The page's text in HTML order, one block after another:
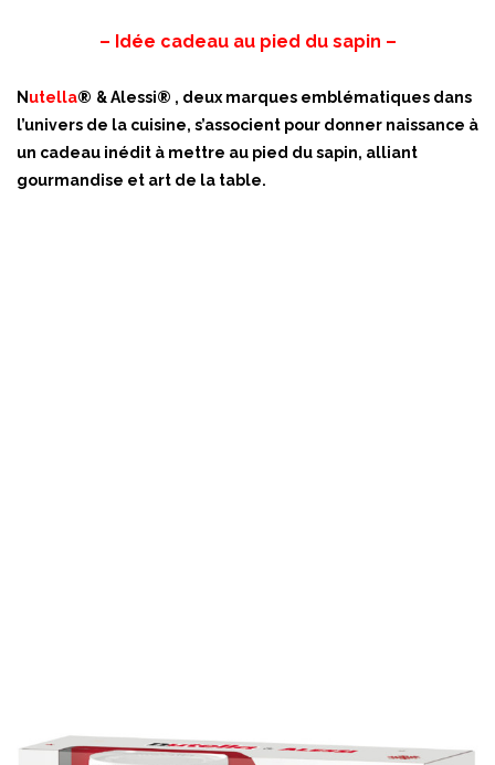
– Idée cadeau au pied du sapin –
N utella® & Alessi® , deux marques emblématiques dans
l’univers de la cuisine, s’associent pour donner naissance à
un cadeau inédit à mettre au pied du sapin, alliant
gourmandise et art de la table.